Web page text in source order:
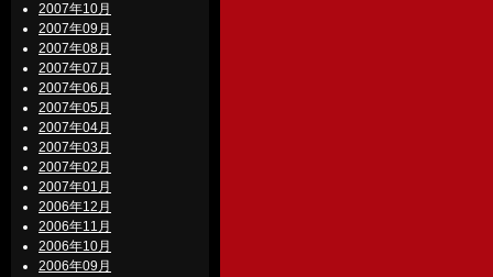
2007年10月
2007年09月
2007年08月
2007年07月
2007年06月
2007年05月
2007年04月
2007年03月
2007年02月
2007年01月
2006年12月
2006年11月
2006年10月
2006年09月